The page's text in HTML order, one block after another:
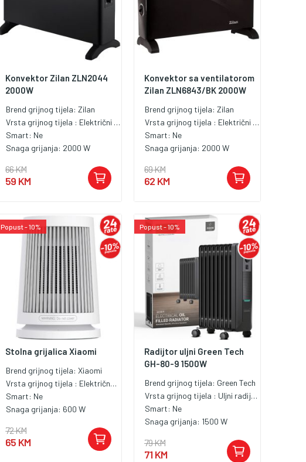
Konvektor Zilan ZLN2044
2000W
Brend grijnog tijela:Zilan
Vrsta grijnog tijela : Električni konvektor
Smart: Ne
Snaga grijanja: 2000 W
66 KM
59 KM
Konvektor sa ventilatorom
Zilan ZLN6843/BK 2000W
Brend grijnog tijela:Zilan
Vrsta grijnog tijela : Električni konvektor
Smart: Ne
Snaga grijanja: 2000 W
69 KM
62 KM
Popust - 10%
Stolna grijalica Xiaomi
Brend grijnog tijela:Xiaomi
Vrsta grijnog tijela : Električna grijalica
Smart: Ne
Snaga grijanja: 600 W
72 KM
65 KM
Popust - 10%
Radijtor uljni Green Tech
GH-80-9 1500W
Brend grijnog tijela: Green Tech
Vrsta grijnog tijela : Uljni radijator
Smart: Ne
Snaga grijanja: 1500 W
79 KM
71 KM